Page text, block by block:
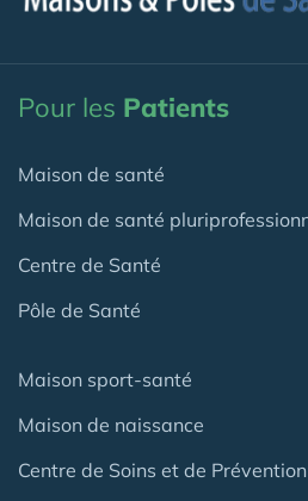
Pour les Patients
Maison de santé
Maison de santé
Centre de Santé
Pôle de Santé
Maison sport-santé
Maison de naissance
Centre de Soins et de Prévention